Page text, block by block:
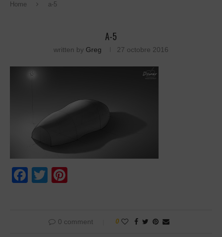
Home a-5
A-5
written by Greg 27 octobre 2016
Facebook
Twitter
0 comment 0